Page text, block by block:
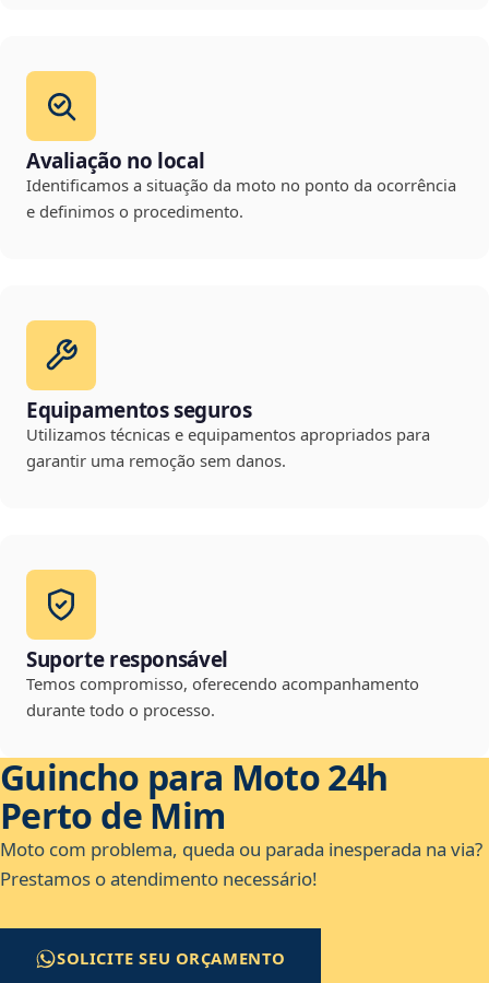
Avaliação no local
Identificamos a situação da moto no ponto da ocorrência
e definimos o procedimento.
Equipamentos seguros
Utilizamos técnicas e equipamentos apropriados para
garantir uma remoção sem danos.
Suporte responsável
Temos compromisso, oferecendo acompanhamento
durante todo o processo.
Guincho para Moto 24h
Perto de Mim
Moto com problema, queda ou parada inesperada na via?
Prestamos o atendimento necessário!
SOLICITE SEU ORÇAMENTO